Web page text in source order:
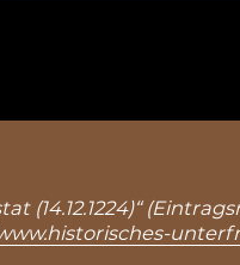
(14.12.1224)“